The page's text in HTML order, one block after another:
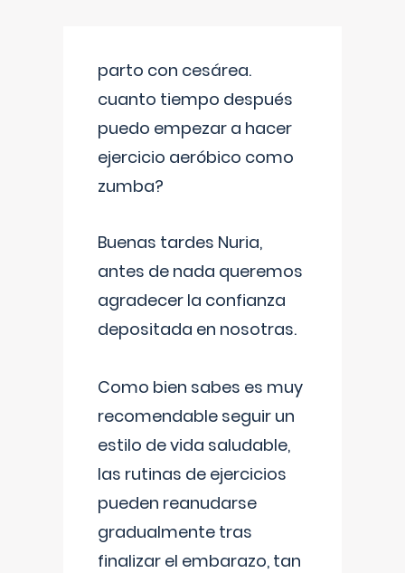
parto con cesárea.
cuanto tiempo después
puedo empezar a hacer
ejercicio aeróbico como
zumba?
Buenas tardes Nuria,
antes de nada queremos
agradecer la confianza
depositada en nosotras.
Como bien sabes es muy
recomendable seguir un
estilo de vida saludable,
las rutinas de ejercicios
pueden reanudarse
gradualmente tras
finalizar el embarazo, tan